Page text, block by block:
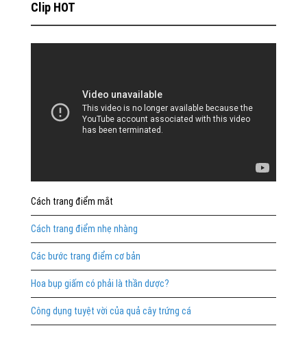
Clip HOT
Cách trang điểm mắt
Cách trang điểm nhẹ nhàng
Các bước trang điểm cơ bản
Hoa bụp giấm có phải là thần dược?
Công dụng tuyệt vời của quả cây trứng cá